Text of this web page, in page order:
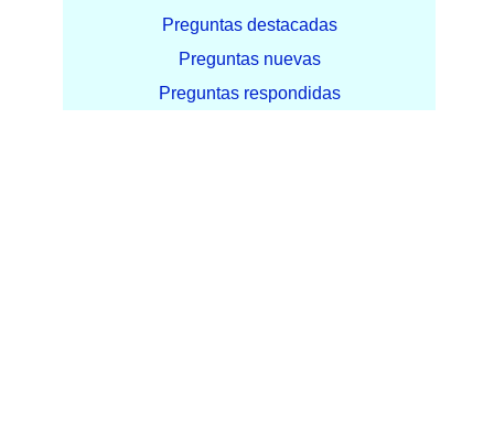
Preguntas destacadas
Preguntas nuevas
Preguntas respondidas